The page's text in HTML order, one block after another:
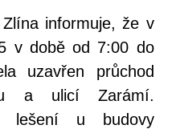
informuje, že v
v době od 7:00 do
uzavřen průchod
a ulicí Zarámí.
lešení u budovy